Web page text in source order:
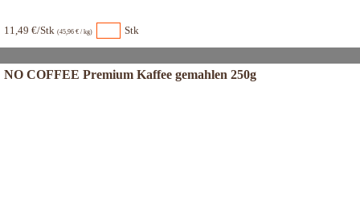
11,49 €/Stk (45,96 € / kg) Stk
NO COFFEE Premium Kaffee gemahlen 250g